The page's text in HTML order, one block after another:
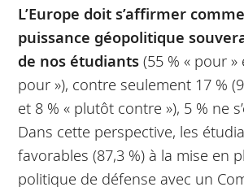
L’Europe doit s’affirmer
puissance géopolitique
de nos étudiants(55 % « pour
pour »), contre seulement 17 %
et 8 % « plutôt contre »), 5 % ne
Dans cette perspective, les
favorables (87,3 %) à la mise en
politique de défense avec un